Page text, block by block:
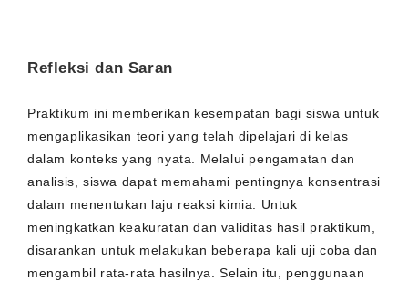
Refleksi dan Saran
Praktikum ini memberikan kesempatan bagi siswa untuk
mengaplikasikan teori yang telah dipelajari di kelas
dalam konteks yang nyata. Melalui pengamatan dan
analisis, siswa dapat memahami pentingnya konsentrasi
dalam menentukan laju reaksi kimia. Untuk
meningkatkan keakuratan dan validitas hasil praktikum,
disarankan untuk melakukan beberapa kali uji coba dan
mengambil rata-rata hasilnya. Selain itu, penggunaan